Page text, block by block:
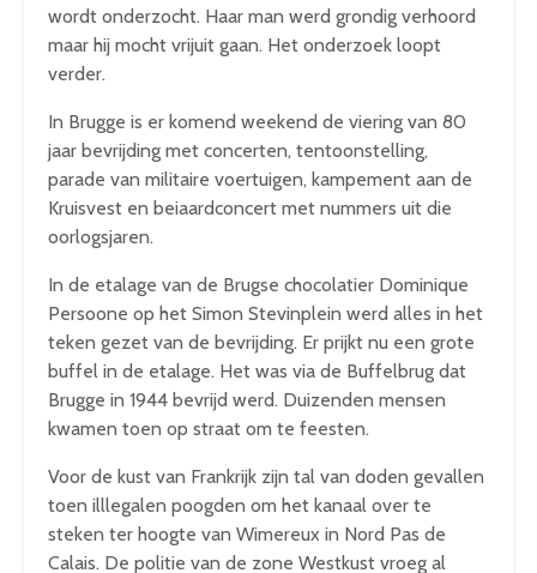
wordt onderzocht. Haar man werd grondig verhoord
maar hij mocht vrijuit gaan. Het onderzoek loopt
verder.
In Brugge is er komend weekend de viering van 80
jaar bevrijding met concerten, tentoonstelling,
parade van militaire voertuigen, kampement aan de
Kruisvest en beiaardconcert met nummers uit die
oorlogsjaren.
In de etalage van de Brugse chocolatier Dominique
Persoone op het Simon Stevinplein werd alles in het
teken gezet van de bevrijding. Er prijkt nu een grote
buffel in de etalage. Het was via de Buffelbrug dat
Brugge in 1944 bevrijd werd. Duizenden mensen
kwamen toen op straat om te feesten.
Voor de kust van Frankrijk zijn tal van doden gevallen
toen illlegalen poogden om het kanaal over te
steken ter hoogte van Wimereux in Nord Pas de
Calais. De politie van de zone Westkust vroeg al